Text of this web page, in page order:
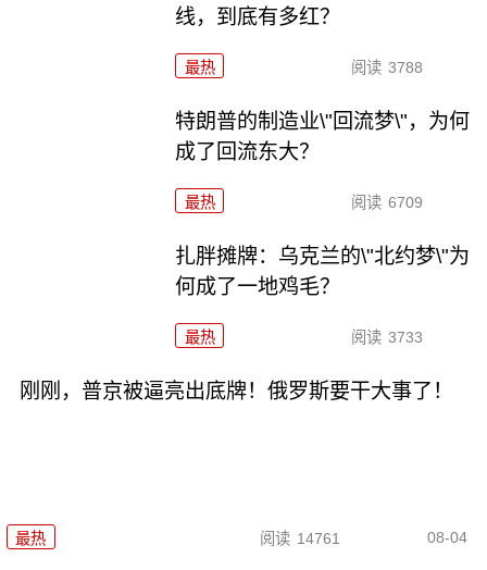
线，到底有多红？
最热 阅读 3788
特朗普的制造业\"回流梦\"，为何
成了回流东大？
最热 阅读 6709
扎胖摊牌：乌克兰的\"北约梦\"为
何成了一地鸡毛？
最热 阅读 3733
刚刚，普京被逼亮出底牌！俄罗斯要干大事了！
最热 阅读 14761 08-04